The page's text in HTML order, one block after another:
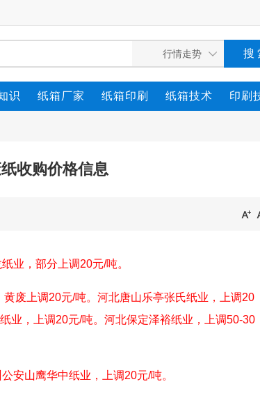
识 纸箱厂家 纸箱印刷 纸箱技术 印刷
收购价格信息
业，部分上调20元/吨。
废上调20元/吨。河北唐山乐亭张氏纸业，上调20
业，上调20元/吨。河北保定泽裕纸业，上调50-30
安山鹰华中纸业，上调20元/吨。